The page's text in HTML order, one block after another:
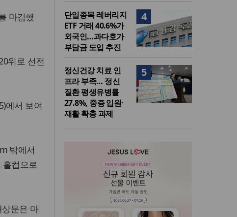
마감했
위로 선전
에서 보여
밖에서
홀컵으로
문은 마
4
단일종목 레버리지
ETF 거래 40.6%가
외국인…과다호가
부담금 도입 추진
5
정신건강 치료 인
프라 부족… 정신
질환 평생유병률
27.8%, 중증 입원·
재활 확충 과제